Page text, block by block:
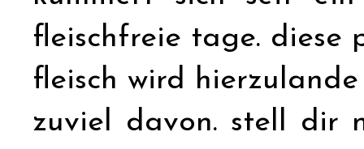
fleischfreie tage.
fleisch wird
zuviel davon. stell dir